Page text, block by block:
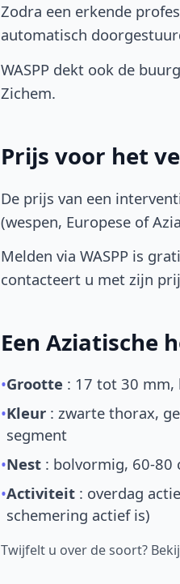
Zodra een erkende
automatisch
WASPP dekt ook de
Zichem.
Prijs voor het
De prijs van een
(wespen, Europese of
Melden via WASPP is
contacteert u met zijn
Een Aziatische
•Grootte : 17 tot 30 mm,
•Kleur : zwarte thorax,
segment
•Nest : bolvormig, 60-80
•Activiteit : overdag
schemering actief is)
Twijfelt u over de soort?